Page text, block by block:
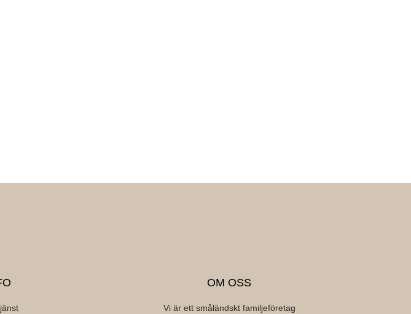
OM OSS
Vi är ett småländskt familjeföretag